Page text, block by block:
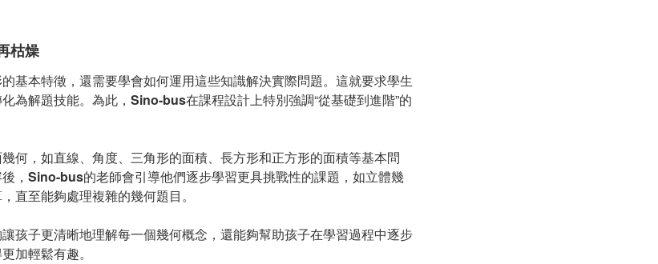
枯燥
基本特徵，還需要學會如何運用這些知識解決實際問題。這就要求學生
為解題技能。為此， Sino-bus在課程設計上特別強調“從基礎到進階”的
何，如直線、角度、三角形的面積、長方形和正方形的面積等基本問
， Sino-bus的老師會引導他們逐步學習更具挑戰性的課題，如立體幾
直至能夠處理複雜的幾何題目。
孩子更清晰地理解每一個幾何概念，還能夠幫助孩子在學習過程中逐步
加輕鬆有趣。